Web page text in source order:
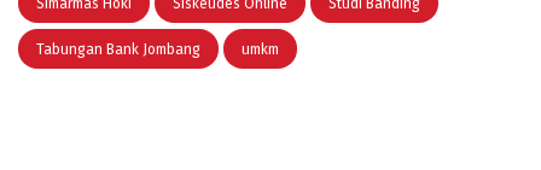
Simarmas Hoki Siskeudes Online Studi Banding
Tabungan Bank Jombang umkm